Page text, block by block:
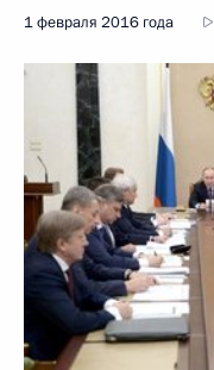
1 февраля 2016 года